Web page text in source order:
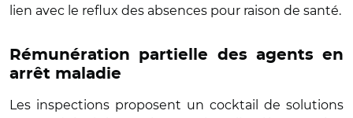
lien avec le reflux des absences pour raison de santé.
Rémunération partielle des agents en
arrêt maladie
Les inspections proposent un cocktail de solutions